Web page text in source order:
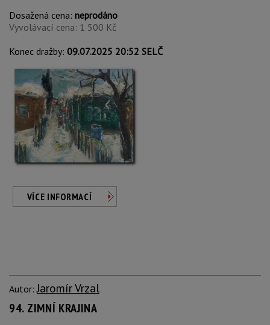
Dosažená cena: neprodáno
Vyvolávací cena: 1 500 Kč
Konec dražby: 09.07.2025 20:52 SELČ
VÍCE INFORMACÍ
Autor:Jaromír Vrzal
94. ZIMNÍ KRAJINA